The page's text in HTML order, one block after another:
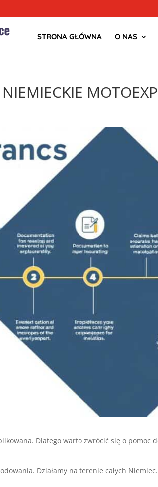
STRONA GŁÓWNA O NAS
Dlatego warto zwrócić się o pomoc
Działamy na terenie całych